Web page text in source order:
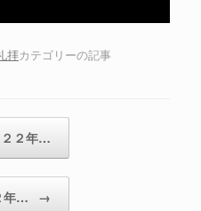
拝カテゴリーの記事
２２年…
年… →